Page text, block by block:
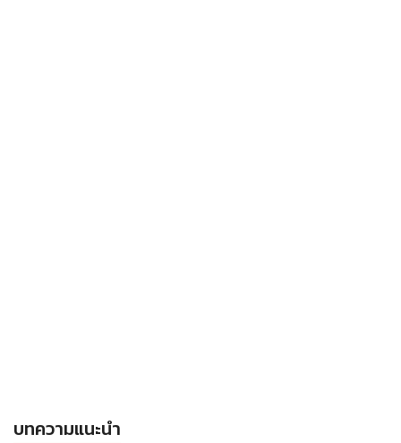
บทความแนะนำ